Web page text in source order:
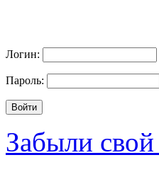
Логин:
Пароль:
Забыли свой